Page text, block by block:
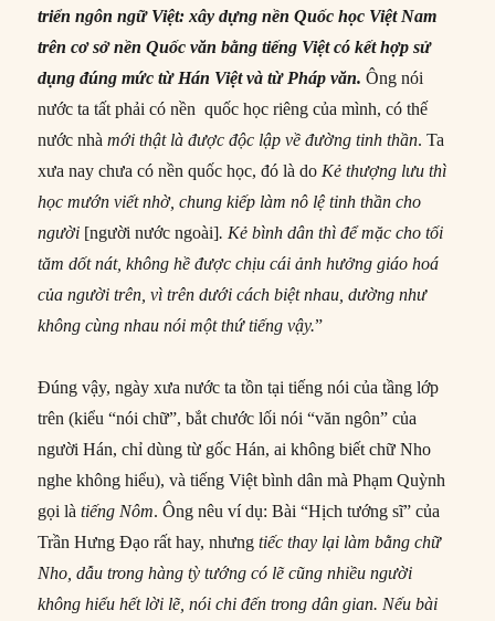
triển ngôn ngữ Việt:xây dựng nền Quốc học Việt Nam
trên cơ sở nền Quốc văn bằngtiếng Việt có kết hợp sử
dụng đúng mức từ Hán Việt và từ Pháp văn. Ông nói
nước ta tất phải có nền quốc học riêng của mình, có thế
nước nhàmới thật là được độc lập về đường tinh thần. Ta
xưa nay chưa có nền quốc học, đó là doKẻ thượng lưu thì
học mướn viết nhờ, chung kiếp làm nô lệ tinh thần cho
người [người nước ngoài]. Kẻ bình dân thìđểmặc cho tối
tăm dốt nát, không hề được chịu cáiảnh hưởng giáo hoá
của người trên, vì trên dướicách biệt nhau, dường như
không cùng nhau nói một thứtiếng vậy.”
Đúng vậy, ngày xưa nước ta tồn tại tiếng nói của tầng lớp
trên (kiểu “nói chữ”, bắt chước lối nói “văn ngôn” của
người Hán, chỉ dùng từ gốc Hán, ai không biết chữ Nho
nghe không hiểu), và tiếng Việt bình dân mà Phạm Quỳnh
gọi làtiếng Nôm. Ông nêu ví dụ: Bài “Hịch tướng sĩ” của
Trần Hưng Đạo rất hay, nhưng tiếc thay lại làm bằng chữ
Nho, dẫu trong hàng tỳ tướng có lẽcũng nhiều người
không hiểu hết lời lẽ, nói chi đến trong dân gian. Nếu bài